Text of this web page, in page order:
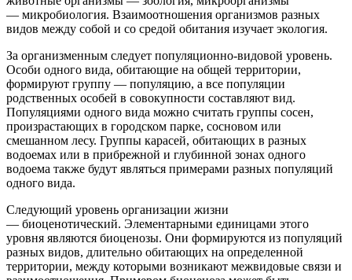
— микробиология. Взаимоотношения организмов разных
видов между собой и со средой обитания изучает экология.
За организменным следует популяционно-видовой уровень.
Особи одного вида, обитающие на общей территории,
формируют группу — популяцию, а все популяции
родственных особей в совокупности составляют вид.
Популяциями одного вида можно считать группы сосен,
произрастающих в городском парке, сосновом или
смешанном лесу. Группы карасей, обитающих в разных
водоемах или в прибрежной и глубинной зонах одного
водоема также будут являться примерами разных популяций
одного вида.
Следующий уровень организации жизни
— биоценотический. Элементарными единицами этого
уровня являются биоценозы. Они формируются из популяций
разных видов, длительно обитающих на определенной
территории, между которыми возникают межвидовые связи и